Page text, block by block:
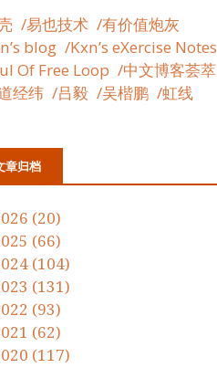
/易也技术 /有价值炮灰
blog /Kxn’s eXercise Notes
Of Free Loop /中文博客荟萃
经纬 /吕毅 /吴楷鹏 /虹线
章归档
(20)
(66)
(104)
(131)
(93)
(62)
(117)